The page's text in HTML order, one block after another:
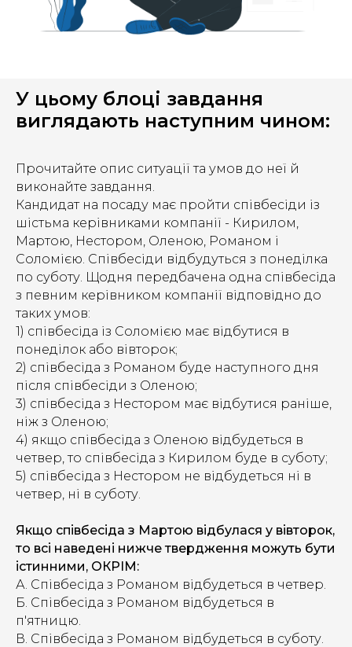
У цьому блоці завдання
виглядають наступним чином:
Прочитайте опис ситуації та умов до неї й
виконайте завдання.
Кандидат на посаду має пройти співбесіди із
шістьма керівниками компанії - Кирилом,
Мартою, Нестором, Оленою, Романом і
Соломією. Співбесіди відбудуться з понеділка
по суботу. Щодня передбачена одна співбесіда
з певним керівником компанії відповідно до
таких умов:
1) співбесіда із Соломією має відбутися в
понеділок або вівторок;
2) співбесіда з Романом буде наступного дня
після співбесіди з Оленою;
3) співбесіда з Нестором має відбутися раніше,
ніж з Оленою;
4) якщо співбесіда з Оленою відбудеться в
четвер, то співбесіда з Кирилом буде в суботу;
5) співбесіда з Нестором не відбудеться ні в
четвер, ні в суботу.
Якщо співбесіда з Мартою відбулася у вівторок,
то всі наведені нижче твердження можуть бути
істинними, ОКРІМ:
А. Співбесіда з Романом відбудеться в четвер.
Б. Співбесіда з Романом відбудеться в
п'ятницю.
В. Співбесіда з Романом відбудеться в суботу.